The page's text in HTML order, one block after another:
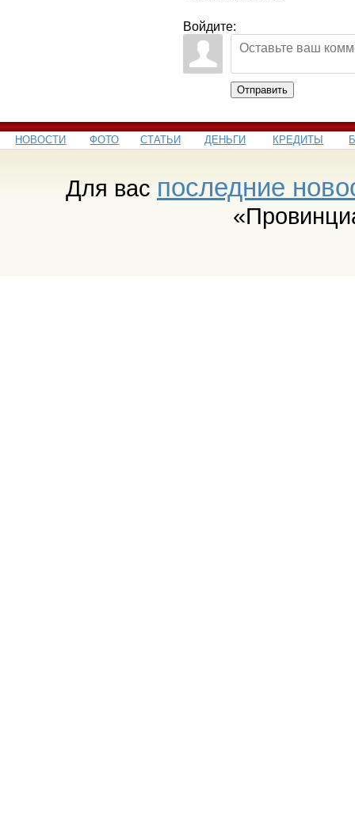
Войдите:
Отправить
НОВОСТИ ФОТО СТАТЬИ ДЕНЬГИ КРЕДИТЫ
Для вас последние